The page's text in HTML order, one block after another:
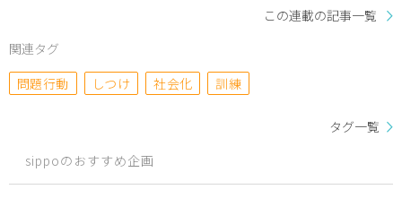
この連載の記事一覧
関連タグ
問題行動
しつけ 社会化 訓練
タグ一覧
sippoのおすすめ企画